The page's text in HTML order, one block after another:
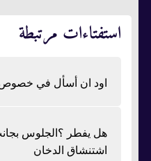
استفتاءات مرتبطة
اود ان أسأل في
هل يفطر ؟الجلوس
اشتنشاق الدخان